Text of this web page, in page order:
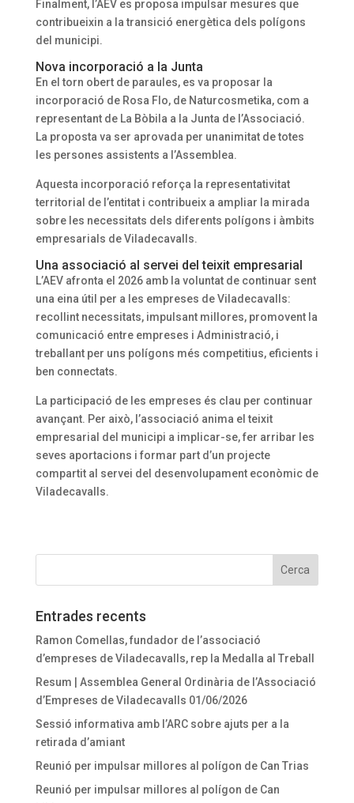
Finalment, l’AEV es proposa impulsar mesures que
contribueixin a la transició energètica dels polígons
del municipi.
Nova incorporació a la Junta
En el torn obert de paraules, es va proposar la
incorporació de Rosa Flo, de Naturcosmetika, com a
representant de La Bòbila a la Junta de l’Associació.
La proposta va ser aprovada per unanimitat de totes
les persones assistents a l’Assemblea.
Aquesta incorporació reforça la representativitat
territorial de l’entitat i contribueix a ampliar la mirada
sobre les necessitats dels diferents polígons i àmbits
empresarials de Viladecavalls.
Una associació al servei del teixit empresarial
L’AEV afronta el 2026 amb la voluntat de continuar sent
una eina útil per a les empreses de Viladecavalls:
recollint necessitats, impulsant millores, promovent la
comunicació entre empreses i Administració, i
treballant per uns polígons més competitius, eficients i
ben connectats.
La participació de les empreses és clau per continuar
avançant. Per això, l’associació anima el teixit
empresarial del municipi a implicar-se, fer arribar les
seves aportacions i formar part d’un projecte
compartit al servei del desenvolupament econòmic de
Viladecavalls.
Entrades recents
Ramon Comellas, fundador de l’associació
d’empreses de Viladecavalls, rep la Medalla al Treball
Resum | Assemblea General Ordinària de l’Associació
d’Empreses de Viladecavalls 01/06/2026
Sessió informativa amb l’ARC sobre ajuts per a la
retirada d’amiant
Reunió per impulsar millores al polígon de Can Trias
Reunió per impulsar millores al polígon de Can